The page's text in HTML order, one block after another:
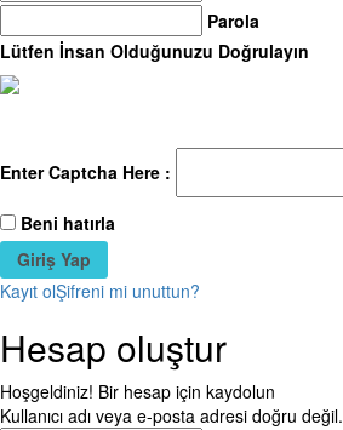
Parola
Lütfen İnsan Olduğunuzu Doğrulayın
Enter Captcha Here :
Beni hatırla
Kayıt olŞifreni mi unuttun?
Hesap oluştur
Hoşgeldiniz! Bir hesap için kaydolun
Kullanıcı adı veya e-posta adresi doğru değil.